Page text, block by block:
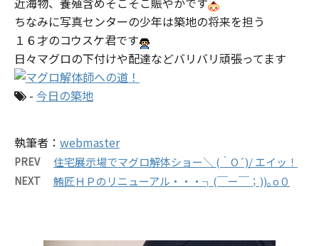
ちなみに写真センターの少年は築地の将来を担う
１６才のコウスケ君です
日々マグロの下付けや配達などバリバリ頑張ってます
- 今日の築地
執筆者： webmaster
PREV 住宅展示場でマグロ解体ショー＼ (｀O´)/ エイッ！
NEXT 鮪匠ＨＰのリニューアル・・・┐(￣ー￣；))｡o０